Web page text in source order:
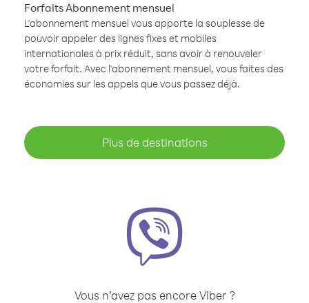
Forfaits Abonnement mensuel
L'abonnement mensuel vous apporte la souplesse de
pouvoir appeler des lignes fixes et mobiles
internationales à prix réduit, sans avoir à renouveler
votre forfait. Avec l'abonnement mensuel, vous faites des
économies sur les appels que vous passez déjà.
Plus de destinations
Vous n’avez pas encore Viber ?